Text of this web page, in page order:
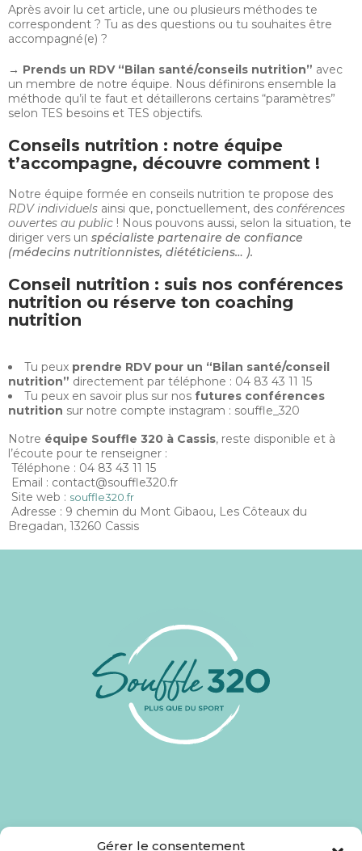
Gérer le consentement
Après avoir lu cet article, une ou plusieurs méthodes te
correspondent ? Tu as des questions ou tu souhaites être
accompagné(e) ?
→ Prends un RDV “Bilan santé/conseils nutrition” avec
un membre de notre équipe. Nous définirons ensemble la
méthode qu’il te faut et détaillerons certains “paramètres”
selon TES besoins et TES objectifs.
Conseils nutrition : notre équipe
t’accompagne, découvre comment !
Notre équipe formée en conseils nutrition te propose des
RDV individuels ainsi que, ponctuellement, des conférences
ouvertes au public ! Nous pouvons aussi, selon la situation, te
diriger vers un spécialiste partenaire de confiance
(médecins nutritionnistes, diététiciens… ).
Conseil nutrition : suis nos conférences
nutrition ou réserve ton coaching
nutrition
Tu peux prendre RDV pour un “Bilan santé/conseil
nutrition” directement par téléphone : 04 83 43 11 15
Tu peux en savoir plus sur nos futures conférences
nutrition sur notre compte instagram : souffle_320
Notre équipe Souffle 320 à Cassis, reste disponible et à
l’écoute pour te renseigner :
Téléphone : 04 83 43 11 15
Email : contact@souffle320.fr
Site web : souffle320.fr
Adresse : 9 chemin du Mont Gibaou, Les Côteaux du
Bregadan, 13260 Cassis